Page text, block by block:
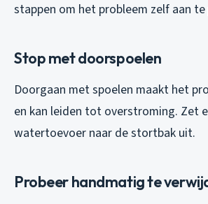
stappen om het probleem zelf aan te
Stop met doorspoelen
Doorgaan met spoelen maakt het
en kan leiden tot overstroming. Zet
watertoevoer naar de stortbak uit.
Probeer handmatig te